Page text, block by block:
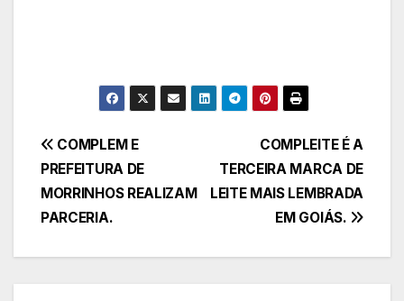
Navegação
de
Post
COMPLEITE É A
TERCEIRA MARCA DE
LEITE MAIS LEMBRADA
EM GOIÁS.
COMPLEM E
PREFEITURA DE
MORRINHOS REALIZAM
PARCERIA.